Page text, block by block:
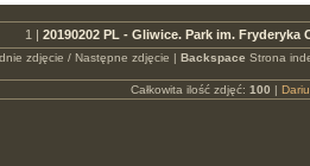
1 | 20190202 PL - Gliwice. Park im.
zdjęcie / Następne zdjęcie | Backspace Strona
Całkowita ilość zdjęć: 100 |